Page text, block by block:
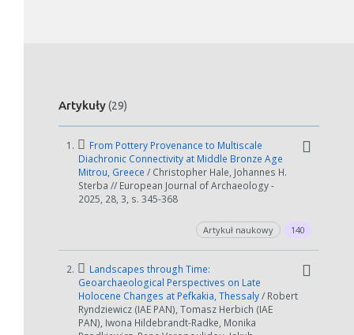
Artykuły(29)
1.
From Pottery Provenance to Multiscale
Diachronic Connectivity at Middle Bronze Age
Mitrou, Greece / Christopher Hale, Johannes H.
Sterba // European Journal of Archaeology -
2025, 28, 3, s. 345-368
Artykuł naukowy 140
2.
Landscapes through Time:
Geoarchaeological Perspectives on Late
Holocene Changes at Pefkakia, Thessaly/ Robert
Ryndziewicz (IAE PAN), Tomasz Herbich (IAE
PAN), Iwona Hildebrandt-Radke, Monika